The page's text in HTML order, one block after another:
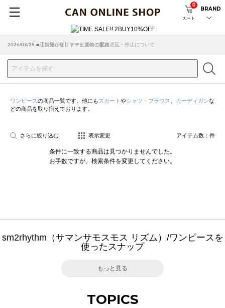
カート
0
BRAND
2026/07/29 ■【お知らせ】ヤマト運輸の配送遅延・停止について
2026/03/18 ■店舗受け取りサービスのご案内
ワンピースの商品一覧です。他にも スカート やシャツ・ブラウス カーディガンな
どの商品を取り揃えております。
さらに絞り込む 表示変更 アイテム数： 件
条件に一致する商品は見つかりませんでした。
お手数ですが、検索条件を変更してください。
sm2rhythm（サマンサモスモス リズム）/ワンピースを
使ったスナップ
もっと見る
TOPICS